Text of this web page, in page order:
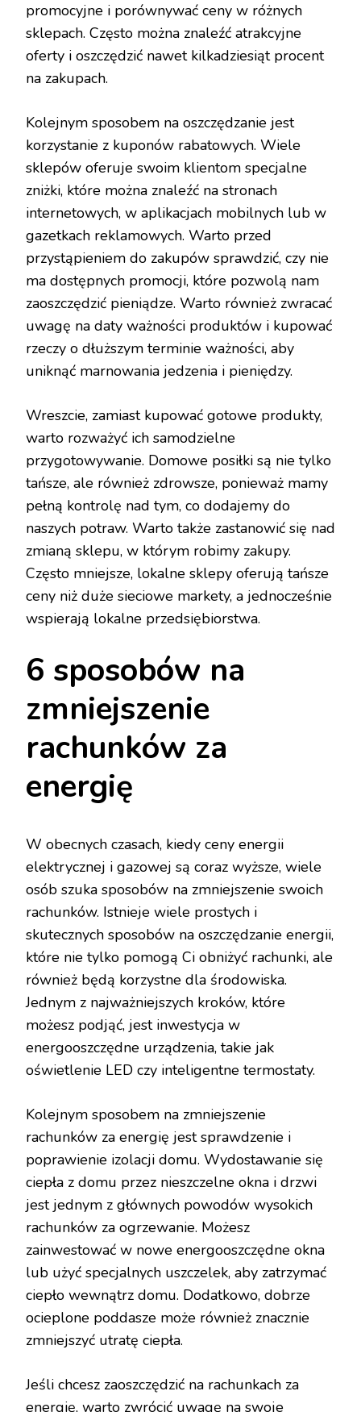
promocyjne i porównywać ceny w różnych
sklepach. Często można znaleźć atrakcyjne
oferty i oszczędzić nawet kilkadziesiąt procent
na zakupach.
Kolejnym sposobem na oszczędzanie jest
korzystanie z kuponów rabatowych. Wiele
sklepów oferuje swoim klientom specjalne
zniżki, które można znaleźć na stronach
internetowych, w aplikacjach mobilnych lub w
gazetkach reklamowych. Warto przed
przystąpieniem do zakupów sprawdzić, czy nie
ma dostępnych promocji, które pozwolą nam
zaoszczędzić pieniądze. Warto również zwracać
uwagę na daty ważności produktów i kupować
rzeczy o dłuższym terminie ważności, aby
uniknąć marnowania jedzenia i pieniędzy.
Wreszcie, zamiast kupować gotowe produkty,
warto rozważyć ich samodzielne
przygotowywanie. Domowe posiłki są nie tylko
tańsze, ale również zdrowsze, ponieważ mamy
pełną kontrolę nad tym, co dodajemy do
naszych potraw. Warto także zastanowić się nad
zmianą sklepu, w którym robimy zakupy.
Często mniejsze, lokalne sklepy oferują tańsze
ceny niż duże sieciowe markety, a jednocześnie
wspierają lokalne przedsiębiorstwa.
6 sposobów na
zmniejszenie
rachunków za
energię
W obecnych czasach, kiedy ceny energii
elektrycznej i gazowej są coraz wyższe, wiele
osób szuka sposobów na zmniejszenie swoich
rachunków. Istnieje wiele prostych i
skutecznych sposobów na oszczędzanie energii,
które nie tylko pomogą Ci obniżyć rachunki, ale
również będą korzystne dla środowiska.
Jednym z najważniejszych kroków, które
możesz podjąć, jest inwestycja w
energooszczędne urządzenia, takie jak
oświetlenie LED czy inteligentne termostaty.
Kolejnym sposobem na zmniejszenie
rachunków za energię jest sprawdzenie i
poprawienie izolacji domu. Wydostawanie się
ciepła z domu przez nieszczelne okna i drzwi
jest jednym z głównych powodów wysokich
rachunków za ogrzewanie. Możesz
zainwestować w nowe energooszczędne okna
lub użyć specjalnych uszczelek, aby zatrzymać
ciepło wewnątrz domu. Dodatkowo, dobrze
ocieplone poddasze może również znacznie
zmniejszyć utratę ciepła.
Jeśli chcesz zaoszczędzić na rachunkach za
energię, warto zwrócić uwagę na swoje